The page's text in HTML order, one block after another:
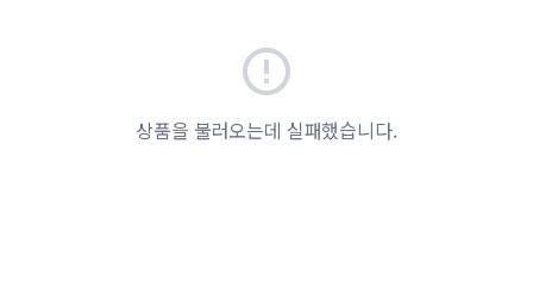
상품을 불러오는데 실패했습니다.